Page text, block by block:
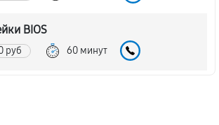
BIOS
руб 60 минут